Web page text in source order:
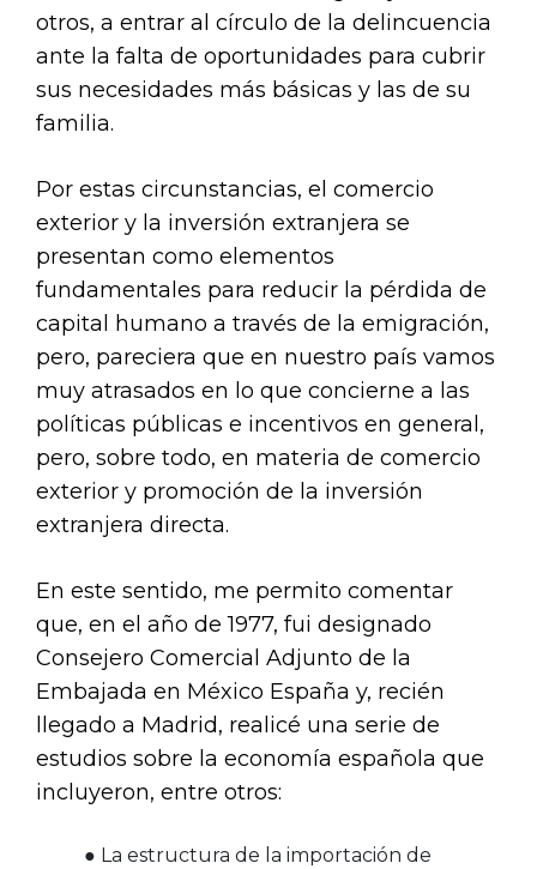
otros, a entrar al círculo de la delincuencia
ante la falta de oportunidades para cubrir
sus necesidades más básicas y las de su
familia.
Por estas circunstancias, el comercio
exterior y la inversión extranjera se
presentan como elementos
fundamentales para reducir la pérdida de
capital humano a través de la emigración,
pero, pareciera que en nuestro país vamos
muy atrasados en lo que concierne a las
políticas públicas e incentivos en general,
pero, sobre todo, en materia de comercio
exterior y promoción de la inversión
extranjera directa.
En este sentido, me permito comentar
que, en el año de 1977, fui designado
Consejero Comercial Adjunto de la
Embajada en México España y, recién
llegado a Madrid, realicé una serie de
estudios sobre la economía española que
incluyeron, entre otros:
● La estructura de la importación de